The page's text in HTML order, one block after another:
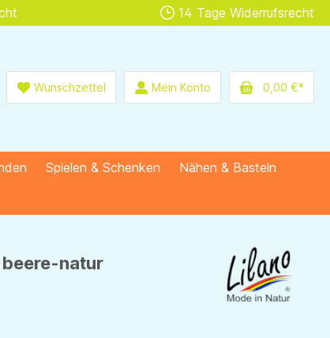
14 Tage Widerrufsrecht
Wunschzettel Mein Konto 0,00 €*
Spielen & Schenken
Nähen & Basteln
beere-natur